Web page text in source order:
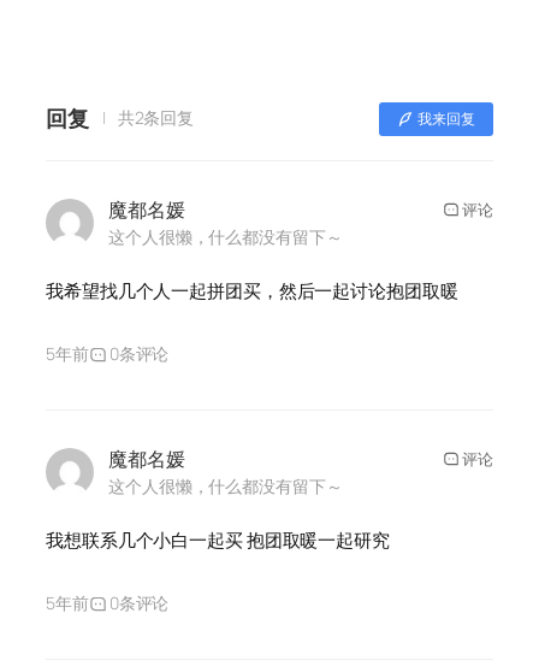
回复 共2条回复 我来回复
魔都名媛
这个人很懒，什么都没有留下～
评论
我希望找几个人一起拼团买，然后一起讨论抱团取暖
5年前 0条评论
魔都名媛
这个人很懒，什么都没有留下～
评论
我想联系几个小白一起买 抱团取暖一起研究
5年前 0条评论